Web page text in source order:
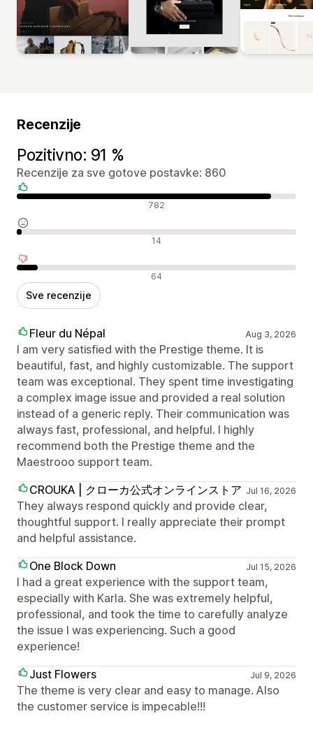
Recenzije
Pozitivno: 91 %
Recenzije za sve gotove postavke: 860
782
14
64
Sve recenzije
Fleur du Népal Aug 3, 2026
I am very satisfied with the Prestige theme. It is
beautiful, fast, and highly customizable. The support
team was exceptional. They spent time investigating
a complex image issue and provided a real solution
instead of a generic reply. Their communication was
always fast, professional, and helpful. I highly
recommend both the Prestige theme and the
Maestrooo support team.
CROUKA | クローカ公式オンラインストア Jul 16, 2026
They always respond quickly and provide clear,
thoughtful support. I really appreciate their prompt
and helpful assistance.
One Block Down
Jul 15, 2026
I had a great experience with the support team,
especially with Karla. She was extremely helpful,
professional, and took the time to carefully analyze
the issue I was experiencing. Such a good
experience!
Just Flowers
Jul 9, 2026
The theme is very clear and easy to manage. Also
the customer service is impecable!!!